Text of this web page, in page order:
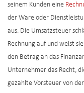
seinem Kunden eine
der Ware oder
aus. Die Umsatzsteuer
Rechnung auf und weist
den Betrag an das
Unternehmer das Recht,
gezahlte Vorsteuer von